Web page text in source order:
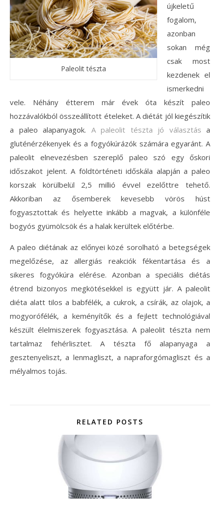
Paleolit tészta
újkeletű
fogalom,
azonban
sokan még
csak most
kezdenek el
ismerkedni
vele. Néhány étterem már évek óta készít paleo
hozzávalókból összeállított ételeket. A diétát jól kiegészítik
a paleo alapanyagok. A paleolit tészta jó választás a
gluténérzékenyek és a fogyókúrázók számára egyaránt. A
paleolit elnevezésben szereplő paleo szó egy őskori
időszakot jelent. A földtörténeti időskála alapján a paleo
korszak körülbelül 2,5 millió évvel ezelőttre tehető.
Akkoriban az ősemberek kevesebb vörös húst
fogyasztottak és helyette inkább a magvak, a különféle
bogyós gyümölcsök és a halak kerültek előtérbe.
A paleo diétának az előnyei közé sorolható a betegségek
megelőzése, az allergiás reakciók fékentartása és a
sikeres fogyókúra elérése. Azonban a speciális diétás
étrend bizonyos megkötésekkel is együtt jár. A paleolit
diéta alatt tilos a babfélék, a cukrok, a csírák, az olajok, a
mogyorófélék, a keményítők és a fejlett technológiával
készült élelmiszerek fogyasztása. A paleolit tészta nem
tartalmaz fehérlisztet. A tészta fő alapanyaga a
gesztenyeliszt, a lenmagliszt, a napraforgómagliszt és a
mélyalmos tojás.
RELATED POSTS